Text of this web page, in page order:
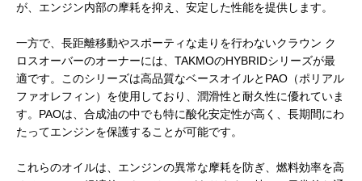
が、エンジン内部の摩耗を抑え、安定した性能を提供します。
一方で、長距離移動やスポーティな走りを行わないクラウン ク
ロスオーバーのオーナーには、TAKMOのHYBRIDシリーズが最
適です。このシリーズは高品質なベースオイルとPAO（ポリアル
ファオレフィン）を使用しており、潤滑性と耐久性に優れていま
す。PAOは、合成油の中でも特に酸化安定性が高く、長期間にわ
たってエンジンを保護することが可能です。
これらのオイルは、エンジンの異常な摩耗を防ぎ、燃料効率を高